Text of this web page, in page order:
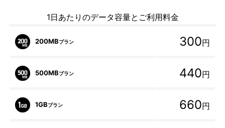
1日あたりのデータ容量とご利用料金
200MBプラン 300円
500MBプラン 440円
1GBプラン 660円